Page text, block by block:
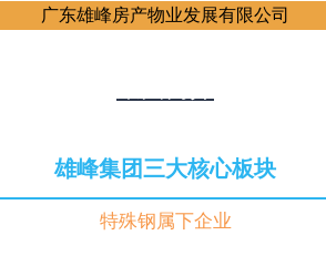
广东雄峰房产物业发展有限公司
雄峰集团三大核心板块
特殊钢属下企业